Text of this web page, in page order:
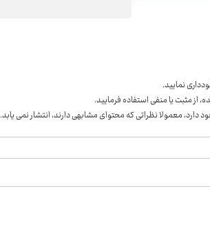
نمايید.
مثبت یا منفی استفاده فرمایید.
معمولا نظراتی که محتوای مشابهی دارند، انتشار نمی یابد.